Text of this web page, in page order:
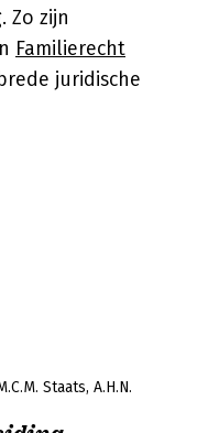
Zo zijn
Familierecht
juridische
Staats A.H.N.